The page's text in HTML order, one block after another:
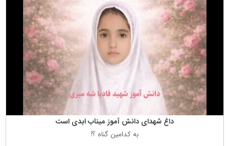
داغ شهدای دانش آموز میناب ابدی است
به كدامین گناه ؟!